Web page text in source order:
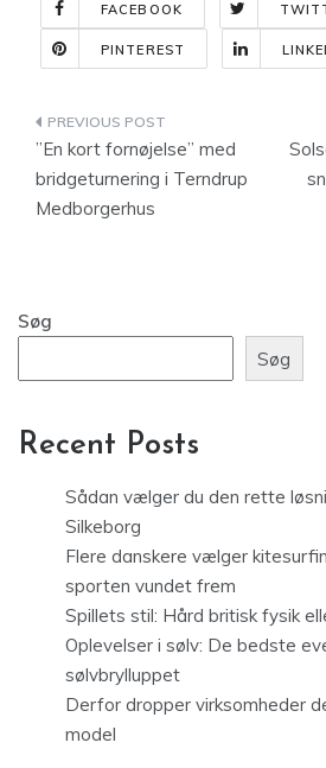
FACEBOOK
PINTEREST
Indlægsnavigation
”En kort fornøjelse” med
bridgeturnering i Terndrup
Medborgerhus
Søg
Søg
Recent Posts
Sådan vælger du den rette
Silkeborg
Flere danskere vælger
sporten vundet frem
Spillets stil: Hård britisk fysik
Oplevelser i sølv: De bedste
sølvbrylluppet
Derfor dropper virksomheder
model